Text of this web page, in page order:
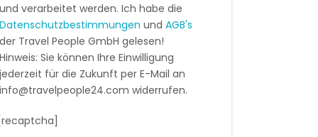
und verarbeitet werden. Ich habe die
Datenschutzbestimmungen und AGB's
der Travel People GmbH gelesen!
Hinweis: Sie können Ihre Einwilligung
jederzeit für die Zukunft per E-Mail an
info@travelpeople24.com widerrufen.
[recaptcha]